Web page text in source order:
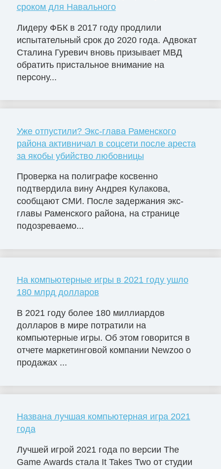
сроком для Навального
Лидеру ФБК в 2017 году продлили
испытательный срок до 2020 года. Адвокат
Сталина Гуревич вновь призывает МВД
обратить пристальное внимание на
персону...
Уже отпустили? Экс-глава Раменского
района активничал в соцсети после ареста
за якобы убийство любовницы
Проверка на полиграфе косвенно
подтвердила вину Андрея Кулакова,
сообщают СМИ. После задержания экс-
главы Раменского района, на странице
подозреваемо...
На компьютерные игры в 2021 году ушло
180 млрд долларов
В 2021 году более 180 миллиардов
долларов в мире потратили на
компьютерные игры. Об этом говорится в
отчете маркетинговой компании Newzoo о
продажах ...
Названа лучшая компьютерная игра 2021
года
Лучшей игрой 2021 года по версии The
Game Awards стала It Takes Two от студии